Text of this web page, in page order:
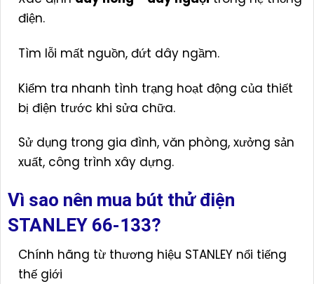
điện.
Tìm lỗi mất nguồn, đứt dây ngầm.
Kiểm tra nhanh tình trạng hoạt động của thiết
bị điện trước khi sửa chữa.
Sử dụng trong gia đình, văn phòng, xưởng sản
xuất, công trình xây dựng.
Vì sao nên mua bút thử điện
STANLEY 66-133?
Chính hãng từ thương hiệu STANLEY nổi tiếng
thế giới